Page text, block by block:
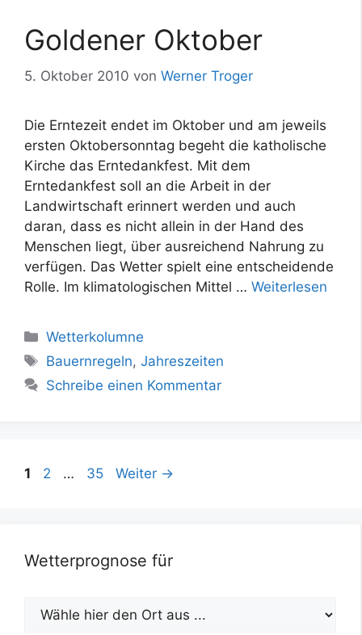
Goldener Oktober
5. Oktober 2010 von Werner Troger
Die Erntezeit endet im Oktober und am jeweils
ersten Oktobersonntag begeht die katholische
Kirche das Erntedankfest. Mit dem
Erntedankfest soll an die Arbeit in der
Landwirtschaft erinnert werden und auch
daran, dass es nicht allein in der Hand des
Menschen liegt, über ausreichend Nahrung zu
verfügen. Das Wetter spielt eine entscheidende
Rolle. Im klimatologischen Mittel … Weiterlesen
Kategorien
Wetterkolumne
Schlagwörter
Bauernregeln,Jahreszeiten
Schreibe einen Kommentar
Seite
1 Seite
2 … Seite
35 Weiter →
Wetterprognose für